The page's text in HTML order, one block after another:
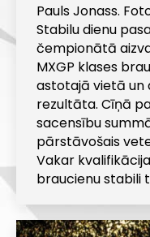
Pauls Jonass.
Stabilu dienu
čempionātā
MXGP klases
astotajā vietā un
rezultāta. Cīņā
sacensību
pārstāvošais
Vakar
braucienu stabili